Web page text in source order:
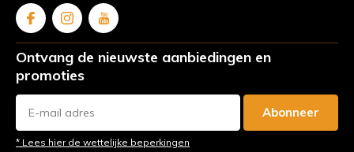
Ontvang de nieuwste aanbiedingen en
promoties
Abonneer
* Lees hier de wettelijke beperkingen